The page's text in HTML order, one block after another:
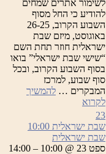
לשימור אתרים שמחים
להודיע כי החל מסוף
השבוע הקרוב, 26-25
באוגוסט, מיזם שבת
ישראלית חוזר תחת השם
“שישי שבת ישראלי” בואו
בסוף השבוע הקרוב, ובכל
סוף שבוע, למרכז
המבקרים … להמשיך
לקרוא
23
שבת ישראלית 10:00
שבת ישראלית
ספט 23 @ 10:00 – 14:00